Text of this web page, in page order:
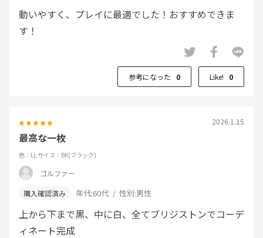
動いやすく、プレイに最適でした！おすすめできま
す！
参考になった 0 Like! 0
2026.1.15
最高な一枚
色：LL サイズ：BK(ブラック)
ゴルファー
年代:60代 性別:男性
上から下まで黒、中に白、全てブリジストンでコーデ
ィネート完成